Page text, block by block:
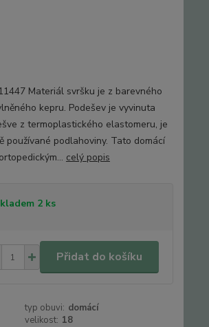
Materiál svršku je z barevného
kepru. Podešev je vyvinuta
z termoplastického elastomeru, je
používané podlahoviny. Tato domácí
celý popis
2 ks
Přidat do košíku
typ obuvi: domácí
velikost: 18